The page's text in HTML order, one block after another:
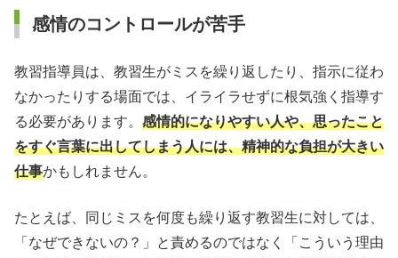
感情のコントロールが苦手
教習指導員は、教習生がミスを繰り返したり、指示に従わ
なかったりする場面では、イライラせずに根気強く指導す
る必要があります。 感情的になりやすい人や、思ったこと
をすぐ言葉に出してしまう人には、精神的な負担が大きい
仕事かもしれません。
たとえば、同じミスを何度も繰り返す教習生に対しては、
「なぜできないの？」と責めるのではなく「こういう理由